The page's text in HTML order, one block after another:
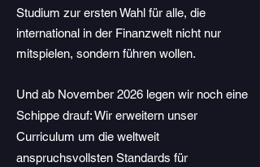
Studium zur ersten Wahl für alle, die
international in der Finanzwelt nicht nur
mitspielen, sondern führen wollen.
Und ab November 2026 legen wir noch eine
Schippe drauf: Wir erweitern unser
Curriculum um die weltweit
anspruchsvollsten Standards für